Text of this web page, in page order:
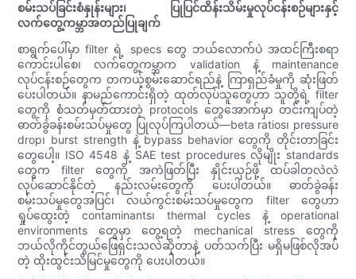
စမ်းသပ်ခြင်းစံနှုန်းများ၊ ပြုပြင်ထိန်းသိမ်းမှုလုပ်ငန်းစဉ်များနှင့်
လက်တွေ့ကမ္ဘာအတည်ပြုချက်
စာရွက်ပေါ်မှာ filter ရဲ့ specs တွေ ဘယ်လောက်ပဲ အထင်ကြီးစရာ
ကောင်းပါစေ၊ လက်တွေ့ကမ္ဘာက validation နဲ့ maintenance
လုပ်ငန်းစဉ်တွေက တကယ့်စွမ်းဆောင်ရည်နဲ့ ကြာရှည်ခံမှုကို ဆုံးဖြတ်
ပေးပါတယ်။ နာမည်ကောင်းရှိတဲ့ ထုတ်လုပ်သူတွေဟာ သူတို့ရဲ့ filter
တွေကို စံသတ်မှတ်ထားတဲ့ protocols တွေအောက်မှာ တင်းကျပ်တဲ့
ဓာတ်ခွဲခန်းစမ်းသပ်မှုတွေ ပြုလုပ်ကြပါတယ်—beta ratios၊ pressure
drop၊ burst strength နဲ့ bypass behavior တွေကို တိုင်းတာခြင်း
တွေပေါ့။ ISO 4548 နဲ့ SAE test procedures လိုမျိုး standards
တွေက filter တွေကို အကဲဖြတ်ပြီး နှိုင်းယှဉ်ဖို့ ထပ်ခါတလဲလဲ
လုပ်ဆောင်နိုင်တဲ့ နည်းလမ်းတွေကို ပေးပါတယ်။ ဓာတ်ခွဲခန်း
စမ်းသပ်မှုတွေအပြင်၊ လယ်ကွင်းစမ်းသပ်မှုတွေက filter တွေဟာ
ရှုပ်ထွေးတဲ့ contaminants၊ thermal cycles နဲ့ operational
environments တွေမှာ တွေ့ရတဲ့ mechanical stress တွေကို
ဘယ်လိုကိုင်တွယ်ဖြေရှင်းသလဲဆိုတာနဲ့ ပတ်သက်ပြီး မရှိမဖြစ်လိုအပ်
တဲ့ ထိုးထွင်းသိမြင်မှုတွေကို ပေးပါတယ်။